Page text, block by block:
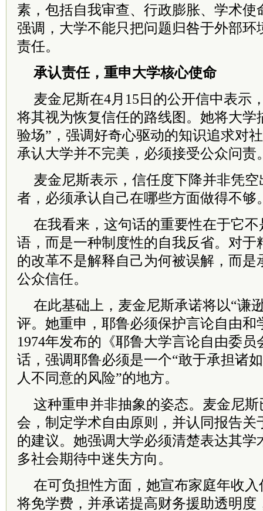
素，包括自我审查、行政膨胀、学术使
强调，大学不能只把问题归咎于外部环
责任。
承认责任，重申大学核心使命
麦金尼斯在4月15日的公开信中表示
将其视为恢复信任的路线图。她将大学
验场”，强调好奇心驱动的知识追求对
承认大学并不完美，必须接受公众问责
麦金尼斯表示，信任度下降并非凭
者，必须承认自己在哪些方面做得不够
在我看来，这句话的重要性在于它
语，而是一种制度性的自我反省。对于
的改革不是解释自己为何被误解，而是
公众信任。
在此基础上，麦金尼斯承诺将以“谦
评。她重申，耶鲁必须保护言论自由和
1974年发布的《耶鲁大学言论自由委
话，强调耶鲁必须是一个“敢于承担诸
人不同意的风险”的地方。
这种重申并非抽象的姿态。麦金尼
会，制定学术自由原则，并认同报告关
的建议。她强调大学必须清楚表达其学
多社会期待中迷失方向。
在可负担性方面，她宣布家庭年收
将免学费，并承诺提高财务援助透明度